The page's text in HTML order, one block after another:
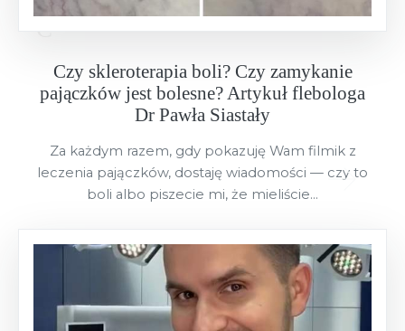
Czy skleroterapia boli? Czy zamykanie
pajączków jest bolesne? Artykuł flebologa
Dr Pawła Siastały
Za każdym razem, gdy pokazuję Wam filmik z
leczenia pajączków, dostaję wiadomości — czy to
boli albo piszecie mi, że mieliście...